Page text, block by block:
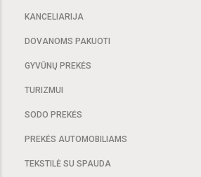
KANCELIARIJA
DOVANOMS PAKUOTI
GYVŪNŲ PREKĖS
TURIZMUI
SODO PREKĖS
PREKĖS AUTOMOBILIAMS
TEKSTILĖ SU SPAUDA